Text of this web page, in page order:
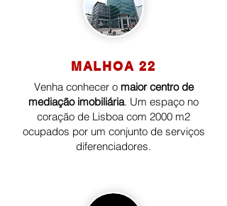
MALHOA 22
Venha conhecer o maior centro de
mediação imobiliária. Um espaço no
coração de Lisboa com 2000 m2
ocupados por um conjunto de serviços
diferenciadores.